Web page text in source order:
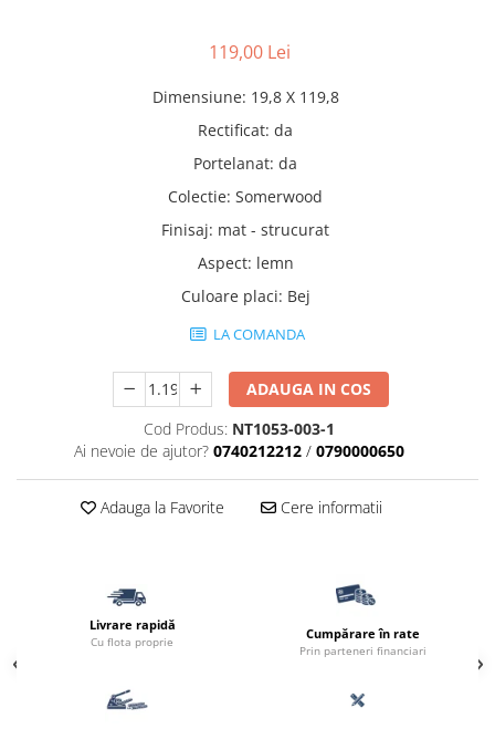
Vata minerala bazaltica
Vopsea lavabila pentru interior
vopsele si lacuri
Pervaz geam piatra compozita
Placi ceramice de exterior
119,00 Lei
Dimensiune: 19,8 X 119,8
Rectificat: da
Portelanat: da
Colectie: Somerwood
Finisaj: mat - strucurat
Aspect: lemn
Culoare placi: Bej
LA COMANDA
ADAUGA IN COS
Cod Produs: NT1053-003-1
Ai nevoie de ajutor? 0740212212 / 0790000650
Adauga la Favorite Cere informatii
Livrare rapidă
Cu flota proprie Cumpărare în rate
Prin parteneri financiari